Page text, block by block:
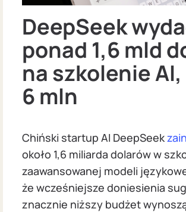
DeepSeek
ponad 1,6 mld
na szkolenie
6 mln
Chiński startup AI DeepSeek
około 1,6 miliarda dolarów w
zaawansowanej modeli
że wcześniejsze doniesienia
znacznie niższy budżet